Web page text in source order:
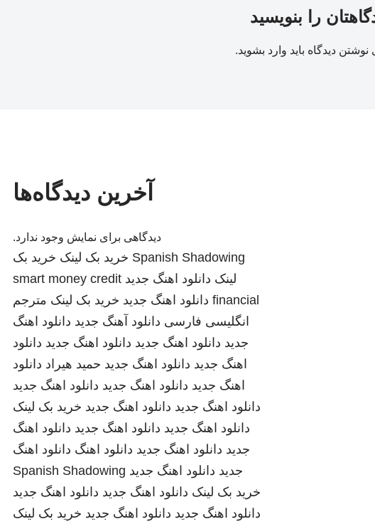
را بنویسید
نوشتن دیدگاه باید وارد بشوید.
آخرین دیدگاه‌ها
دیدگاهی برای نمایش وجود ندارد.
Spanish Shadowing خرید بک لینک خرید بک
لینک دانلود اهنگ جدید smart money credit
financial دانلود اهنگ جدید خرید بک لینک مترجم
انگلیسی فارسی دانلود آهنگ جدید دانلود اهنگ
جدید دانلود اهنگ جدید دانلود اهنگ جدید دانلود
اهنگ جدید دانلود اهنگ جدید حمید هیراد دانلود
اهنگ جدید دانلود اهنگ جدید دانلود اهنگ جدید
دانلود اهنگ جدید دانلود اهنگ جدید خرید بک لینک
دانلود اهنگ جدید دانلود اهنگ جدید دانلود اهنگ
جدید دانلود اهنگ جدید دانلود اهنگ دانلود اهنگ
جدید دانلود اهنگ جدید Spanish Shadowing
خرید بک لینک دانلود اهنگ جدید دانلود اهنگ جدید
دانلود اهنگ جدید دانلود اهنگ جدید خرید بک لینک